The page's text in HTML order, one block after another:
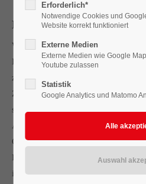
Passwort
Register|Lost your password?
Lorem ipsum dolor sit amet:
Mehr Licht im Winter
Wohnraumgewinn durch
Dachgauben sind eine der
zusätzlichen Wohnraum zu
Zuhause zu bringen. Gerade im
sind, profitieren Sie von einer
Atmosphäre im Dachgeschoss.
Ob Schleppgaube, Satteldachgaube
Flachdachgaube – wir planen und
individuell für Ihr Gebäude. Die
Erforderlich*
Notwendige Cookies und
Website korrekt funktioniert
Externe Medien
Externe Medien wie Google
Youtube zulassen
Statistik
Google Analytics und Matomo